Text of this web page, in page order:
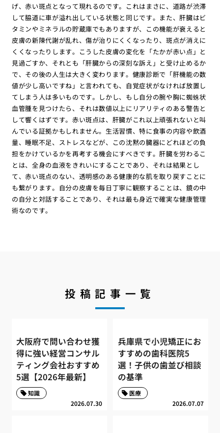
げ、赤い斑点となって現れるのです。これはまさに、道路が渋滞
して脇道に車が溢れ出している状態と同じです。また、肝臓はビ
タミンやミネラルの貯蔵庫でもありますが、この機能が衰えると
皮膚の新陳代謝が乱れ、傷が治りにくくなったり、斑点が消えに
くくなったりします。こうした皮膚の変化を「たかが赤い点」と
見過ごすか、それとも「肝臓からの深刻な訴え」と受け止めるか
で、その後の人生は大きく変わります。健康診断で「肝機能の数
値が少し高いですね」と言われても、自覚症状がなければ放置し
てしまう人は多いものです。しかし、もし自分の腕や胸に蜘蛛状
血管腫を見つけたら、それは数値以上にリアリティのある警告と
して響くはずです。赤い斑点は、肝臓がこれ以上頑張れないと叫
んでいる証拠かもしれません。生活習慣、特に食事の内容や飲酒
量、睡眠不足、ストレスなどが、この沈黙の臓器にどれほどの負
担をかけているかを再考する機会にすべきです。肝臓を労わるこ
とは、全身の血液をきれいにすることであり、それは結果とし
て、赤い斑点のない、透明感のある健康的な肌を取り戻すことに
も繋がります。自分の皮膚を毎日丁寧に観察することは、鏡の中
の自分と対話することであり、それは最も身近で確実な健康管理
術なのです。
投稿記事一覧
大阪府で問い合わせ獲
得に強い経営コンサル
ティング会社おすすめ
5選【2026年最新】
2026.07.30
知識
兵庫県で小児矯正にお
すすめの歯科医院5
選！子供の歯並び相談
の基準
2026.07.07
医療